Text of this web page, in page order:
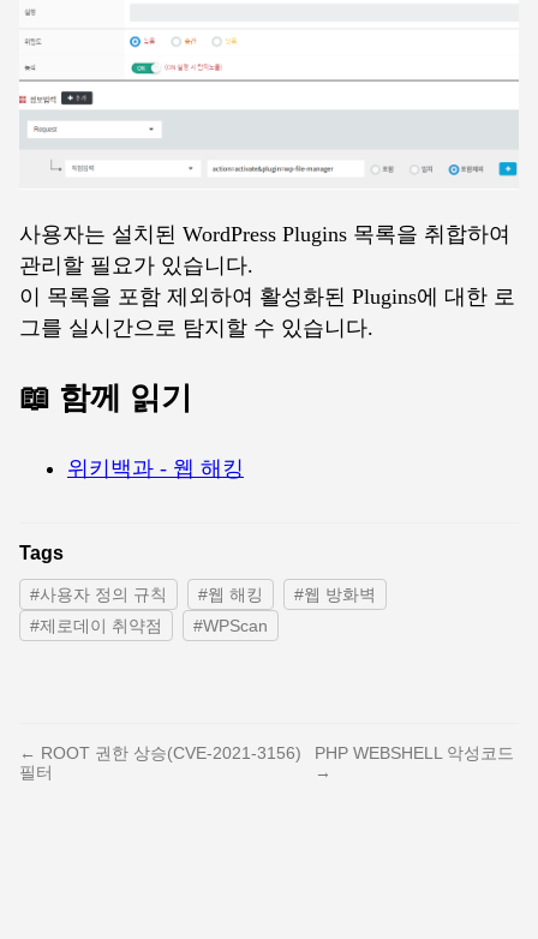
사용자는 설치된 WordPress Plugins 목록을 취합하여
관리할 필요가 있습니다.
이 목록을 포함 제외하여 활성화된 Plugins에 대한 로
그를 실시간으로 탐지할 수 있습니다.
📖 함께 읽기
위키백과 - 웹 해킹
Tags
#사용자 정의 규칙 #웹 해킹
#웹 방화벽
#제로데이 취약점
#WPScan
← ROOT 권한 상승(CVE-2021-3156)
필터
PHP WEBSHELL 악성코드
→